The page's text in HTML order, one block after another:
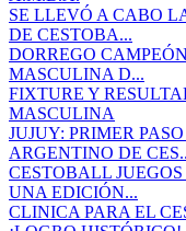
SE LLEVÓ A CABO
DE CESTOBA...
DORREGO
MASCULINA D...
FIXTURE Y
MASCULINA
JUJUY: PRIMER
ARGENTINO DE
CESTOBALL
UNA EDICIÓN...
CLINICA PARA EL